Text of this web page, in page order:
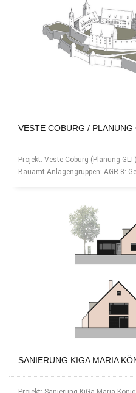
VESTE COBURG / PLANUNG
Projekt: Veste Coburg (Planung
Bauamt Anlagengruppen: AGR 8:
SANIERUNG KIGA MARIA